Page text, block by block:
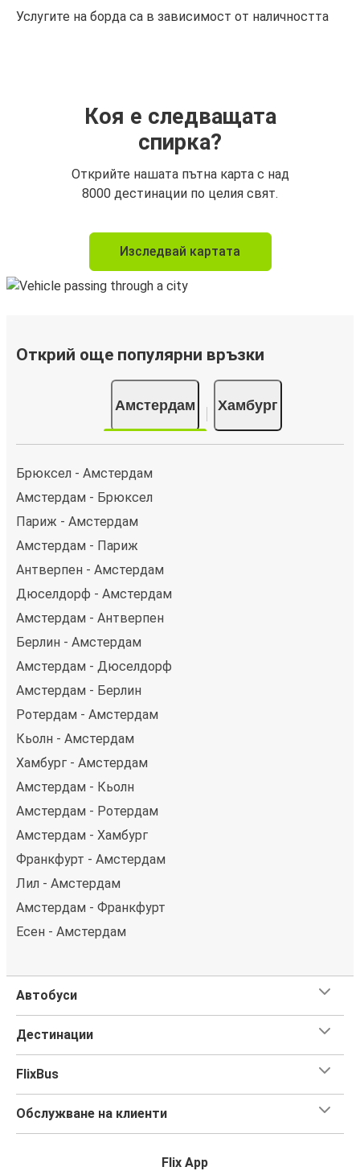
Услугите на борда са в зависимост от наличността
Коя е следващата
спирка?
Открийте нашата пътна карта с над
8000 дестинации по целия свят.
Изследвай картата
Открий още популярни връзки
Амстердам Хамбург
Брюксел - Амстердам
Амстердам - Брюксел
Париж - Амстердам
Амстердам - Париж
Антверпен - Амстердам
Дюселдорф - Амстердам
Амстердам - Антверпен
Берлин - Амстердам
Амстердам - Дюселдорф
Амстердам - Берлин
Ротердам - Амстердам
Кьолн - Амстердам
Хамбург - Амстердам
Амстердам - Кьолн
Амстердам - Ротердам
Амстердам - Хамбург
Франкфурт - Амстердам
Лил - Амстердам
Амстердам - Франкфурт
Есен - Амстердам
Автобуси
Дестинации
FlixBus
Обслужване на клиенти
Flix App